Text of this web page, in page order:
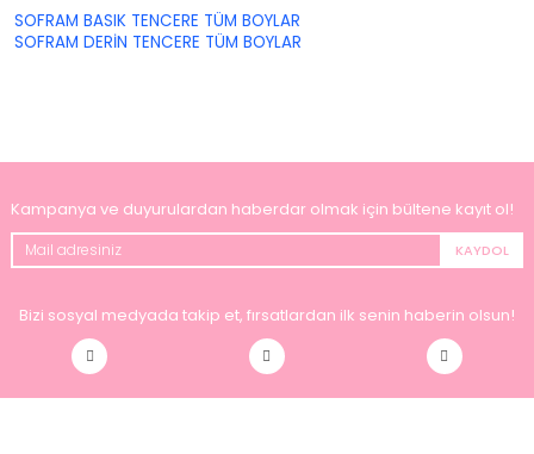
SOFRAM BASIK TENCERE TÜM BOYLAR
SOFRAM DERİN TENCERE TÜM BOYLAR
Kampanya ve duyurulardan haberdar olmak için bültene kayıt ol!
KAYDOL
Bizi sosyal medyada takip et, fırsatlardan ilk senin haberin olsun!